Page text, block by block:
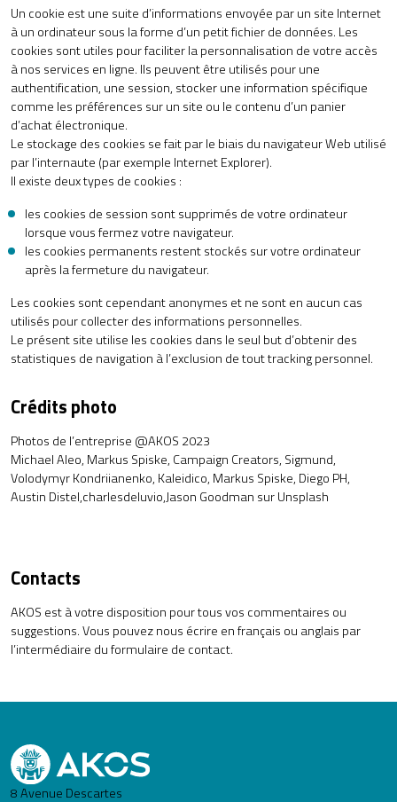
Un cookie est une suite d’informations envoyée par un site Internet
à un ordinateur sous la forme d’un petit fichier de données. Les
cookies sont utiles pour faciliter la personnalisation de votre accès
à nos services en ligne. Ils peuvent être utilisés pour une
authentification, une session, stocker une information spécifique
comme les préférences sur un site ou le contenu d’un panier
d’achat électronique.
Le stockage des cookies se fait par le biais du navigateur Web utilisé
par l’internaute (par exemple Internet Explorer).
Il existe deux types de cookies :
les cookies de session sont supprimés de votre ordinateur
lorsque vous fermez votre navigateur.
les cookies permanents restent stockés sur votre ordinateur
après la fermeture du navigateur.
Les cookies sont cependant anonymes et ne sont en aucun cas
utilisés pour collecter des informations personnelles.
Le présent site utilise les cookies dans le seul but d’obtenir des
statistiques de navigation à l’exclusion de tout tracking personnel.
Crédits photo
Photos de l’entreprise @AKOS 2023
Michael Aleo, Markus Spiske, Campaign Creators, Sigmund,
Volodymyr Kondriianenko, Kaleidico, Markus Spiske, Diego PH,
Austin Distel,charlesdeluvio,Jason Goodman surUnsplash
Contacts
AKOS est à votre disposition pour tous vos commentaires ou
suggestions. Vous pouvez nous écrire en français ou anglais par
l’intermédiaire duformulaire de contact.
8 Avenue Descartes